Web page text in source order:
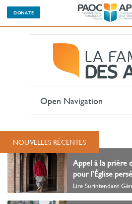
DONATE
Open Navigation
NOUVELLES RÉCENTES
Appel à la prière
pour l’Église
Lire Surintendant